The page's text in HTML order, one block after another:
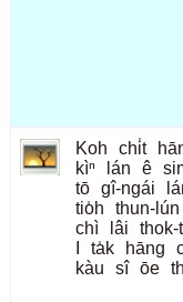
Koh chi̍t
kìⁿ
lán ê
tō gî-ngái
tio̍h
thun-lún
chì
lâi thok-
ta̍k hāng
kàu
sî ōe